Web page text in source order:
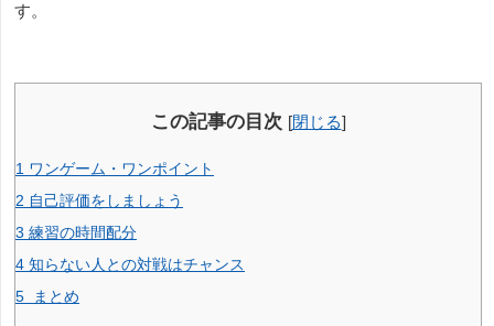
す。
この記事の目次 [閉じる]
1 ワンゲーム・ワンポイント
2 自己評価をしましょう
3 練習の時間配分
4 知らない人との対戦はチャンス
5 まとめ